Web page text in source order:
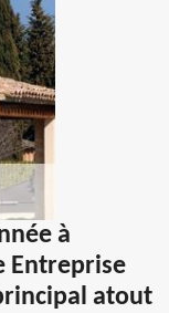
à
Entreprise
atout